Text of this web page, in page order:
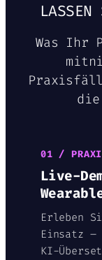
Was Ihr
01 /
Live-
Erleben
Einsatz –
KI-